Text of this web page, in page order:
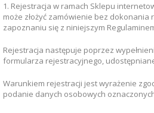
1. Rejestracja w ramach Sklepu
może złożyć zamówienie bez dokonania
zapoznaniu się z niniejszym
Rejestracja następuje poprzez
formularza rejestracyjnego,
Warunkiem rejestracji jest wyrażenie
podanie danych osobowych